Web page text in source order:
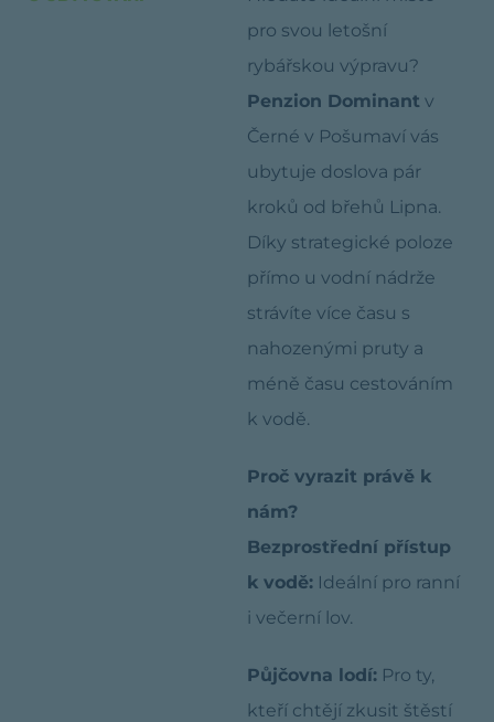
pro svou letošní
rybářskou výpravu?
Penzion Dominant v
Černé v Pošumaví vás
ubytuje doslova pár
kroků od břehů Lipna.
Díky strategické poloze
přímo u vodní nádrže
strávíte více času s
nahozenými pruty a
méně času cestováním
k vodě.
Proč vyrazit právě k
nám?
Bezprostřední přístup
k vodě: Ideální pro ranní
i večerní lov.
Půjčovna lodí: Pro ty,
kteří chtějí zkusit štěstí